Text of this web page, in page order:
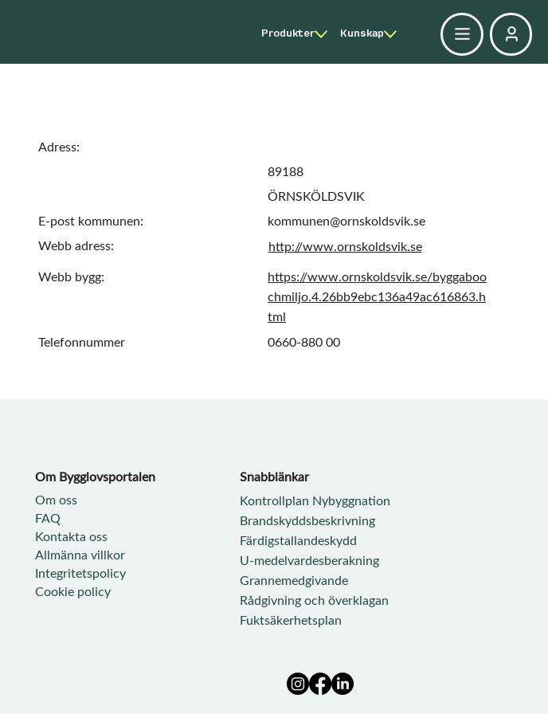
Produkter Kunskap
Adress:
E-post kommunen:
Webb adress:
Webb bygg:
Telefonnummer
89188
ÖRNSKÖLDSVIK
kommunen@ornskoldsvik.se
http://www.ornskoldsvik.se
https://www.ornskoldsvik.se/byggaboo
chmiljo.4.26bb9ebc136a49ac616863.h
tml
0660-880 00
Om Bygglovsportalen​
Om oss
FAQ
Kontakta oss
Allmänna villkor
Integritetspolicy
Cookie policy
Snabblänkar
Kontrollplan Nybyggnation
Brandskyddsbeskrivning
Färdigstallandeskydd
U-medelvardesberakning
Grannemedgivande
Rådgivning och överklagan
Fuktsäkerhetsplan